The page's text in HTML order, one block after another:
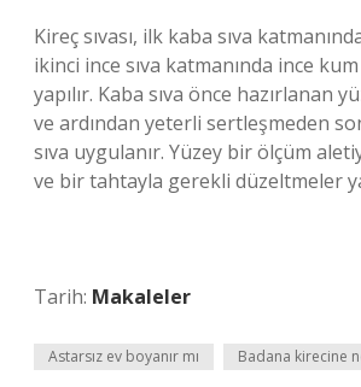
Kireç sıvası, ilk kaba sıva
ikinci ince sıva katmanında ince
yapılır. Kaba sıva önce hazırlanan
ve ardından yeterli sertleşmeden
sıva uygulanır. Yüzey bir ölçüm
ve bir tahtayla gerekli düzeltmeler
Tarih: Makaleler
Astarsız ev boyanır mı Badana kirecine